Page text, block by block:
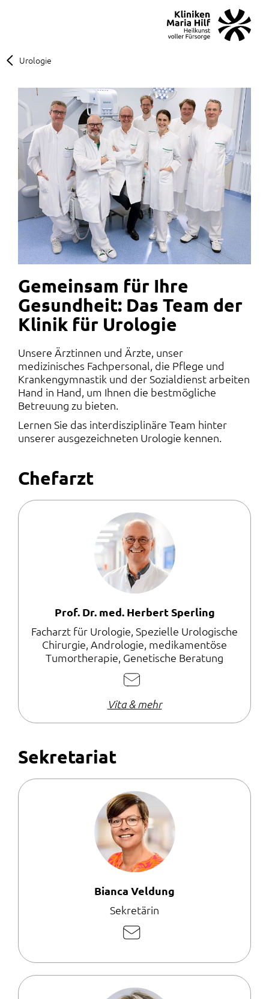
Urologie
Gemeinsam für Ihre
Gesundheit: Das Team der
Klinik für Urologie
Unsere Ärztinnen und Ärzte, unser
medizinisches Fachpersonal, die Pflege und
Krankengymnastik und der Sozialdienst arbeiten
Hand in Hand, um Ihnen die bestmögliche
Betreuung zu bieten.
Lernen Sie das interdisziplinäre Team hinter
unserer ausgezeichneten Urologie kennen.
Chefarzt
Prof. Dr. med. Herbert Sperling
Facharzt für Urologie, Spezielle Urologische
Chirurgie, Andrologie, medikamentöse
Tumortherapie, Genetische Beratung
E-
Mail
schreiben
Vita & mehr
Sekretariat
Bianca Veldung
Sekretärin
E-
schreiben